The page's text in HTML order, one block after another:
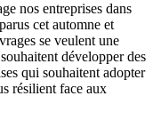
nos entreprises dans
cet automne et
se veulent une
développer des
qui souhaitent adopter
résilient face aux